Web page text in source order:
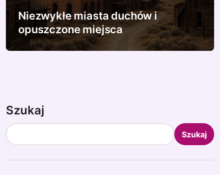
Niezwykłe miasta duchów i
opuszczone miejsca
Szukaj
Szukaj